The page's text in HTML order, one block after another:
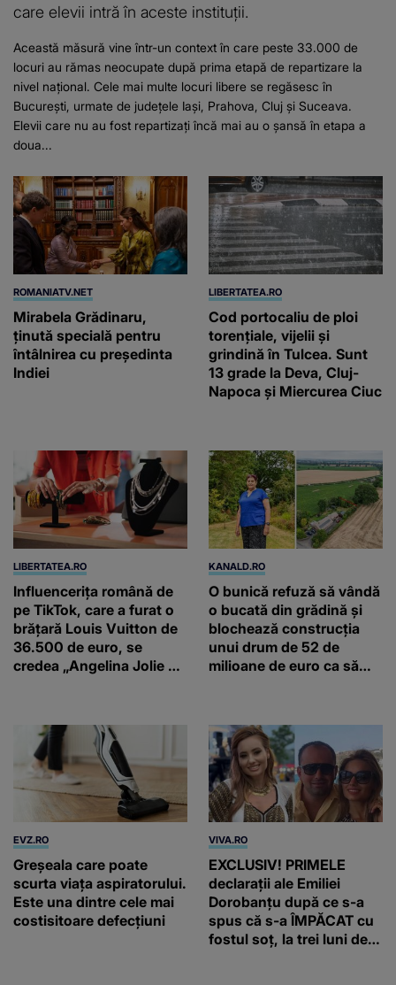
care elevii intră în aceste instituții.
Această măsură vine într-un context în care peste 33.000 de
locuri au rămas neocupate după prima etapă de repartizare la
nivel național. Cele mai multe locuri libere se regăsesc în
București, urmate de județele Iași, Prahova, Cluj și Suceava.
Elevii care nu au fost repartizați încă mai au o șansă în etapa a
doua...
ROMANIATV.NET
Mirabela Grădinaru,
ţinută specială pentru
întâlnirea cu preşedinta
Indiei
LIBERTATEA.RO
Cod portocaliu de ploi
torențiale, vijelii și
grindină în Tulcea. Sunt
13 grade la Deva, Cluj-
Napoca și Miercurea Ciuc
LIBERTATEA.RO
Influencerița română de
pe TikTok, care a furat o
brățară Louis Vuitton de
36.500 de euro, se
credea „Angelina Jolie de
KANALD.RO
O bunică refuză să vândă
o bucată din grădină și
blochează construcția
unui drum de 52 de
milioane de euro ca să
EVZ.RO
Greșeala care poate
scurta viața aspiratorului.
Este una dintre cele mai
costisitoare defecțiuni
VIVA.RO
EXCLUSIV! PRIMELE
declarații ale Emiliei
Dorobanțu după ce s-a
spus că s-a ÎMPĂCAT cu
fostul soț, la trei luni de